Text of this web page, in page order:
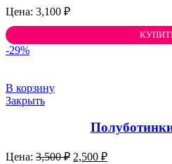
3,100 ₽
-29%
В корзину
Закрыть
3,500₽ Первоначальная
2,500 ₽Текущая